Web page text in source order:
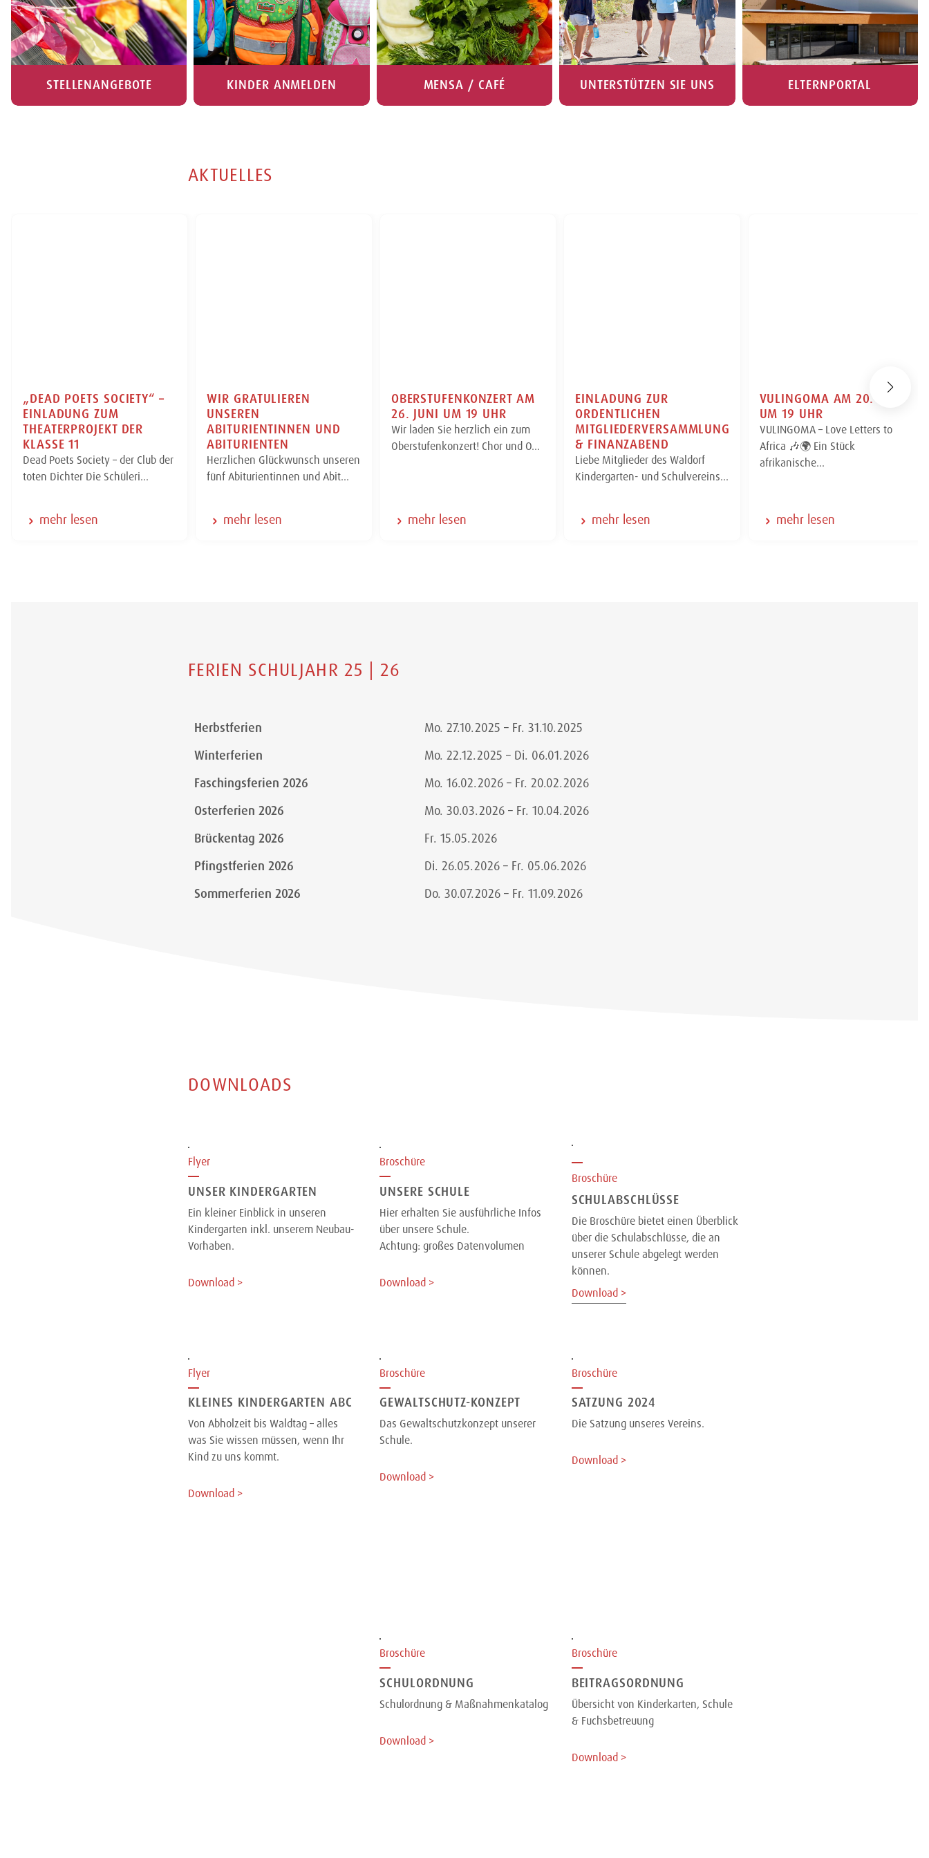
STELLENANGEBOTE KINDER ANMELDEN MENSA / CAFÉ UNTERSTÜTZEN SIE UNS ELTERNPORTAL
AKTUELLES
„DEAD POETS SOCIETY“ –
EINLADUNG ZUM
THEATERPROJEKT DER
KLASSE 11
Dead Poets Society – der Club der
toten Dichter Die Schüleri…
mehr lesen
WIR GRATULIEREN
UNSEREN
ABITURIENTINNEN UND
ABITURIENTEN
Herzlichen Glückwunsch unseren
fünf Abiturientinnen und Abit…
mehr lesen
OBERSTUFENKONZERT AM
26. JUNI UM 19 UHR
Wir laden Sie herzlich ein zum
Oberstufenkonzert! Chor und O…
mehr lesen
EINLADUNG ZUR
ORDENTLICHEN
MITGLIEDERVERSAMMLUNG
& FINANZABEND
Liebe Mitglieder des Waldorf
Kindergarten- und Schulvereins…
mehr lesen
VULINGOMA AM 20. MAI
UM 19 UHR
VULINGOMA – Love Letters to
Africa 🎶🌍 Ein Stück
afrikanische…
mehr lesen
FERIEN SCHULJAHR 25 | 26
Herbstferien
Mo. 27.10.2025 – Fr. 31.10.2025
Winterferien
Mo. 22.12.2025 – Di. 06.01.2026
Faschingsferien 2026
Mo. 16.02.2026 – Fr. 20.02.2026
Osterferien 2026
Mo. 30.03.2026 – Fr. 10.04.2026
Brückentag 2026
Fr. 15.05.2026
Pfingstferien 2026
Di. 26.05.2026 – Fr. 05.06.2026
Sommerferien 2026
Do. 30.07.2026 – Fr. 11.09.2026
DOWNLOADS
Flyer
UNSER KINDERGARTEN
Ein kleiner Einblick in unseren
Kindergarten inkl. unserem Neubau-
Vorhaben.
Download >
Broschüre
UNSERE SCHULE
Hier erhalten Sie ausführliche Infos
über unsere Schule.
Achtung: großes Datenvolumen
Download >
Broschüre
SCHULABSCHLÜSSE
Die Broschüre bietet einen Überblick
über die Schulabschlüsse, die an
unserer Schule abgelegt werden
können.
Download >
Flyer
KLEINES KINDERGARTEN ABC
Von Abholzeit bis Waldtag – alles
was Sie wissen müssen, wenn Ihr
Kind zu uns kommt.
Download >
Broschüre
GEWALTSCHUTZ-KONZEPT
Das Gewaltschutzkonzept unserer
Schule.
Download >
Broschüre
SATZUNG 2024
Die Satzung unseres Vereins.
Download >
Broschüre
SCHULORDNUNG
Schulordnung & Maßnahmenkatalog
Download >
Broschüre
BEITRAGSORDNUNG
Übersicht von Kinderkarten, Schule
& Fuchsbetreuung
Download >